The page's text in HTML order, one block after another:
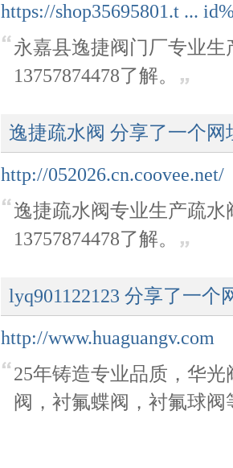
https://shop35695801.t ...
永嘉县逸捷阀门厂专业
13757874478了解。
逸捷疏水阀 分享了一个网
http://052026.cn.coovee.net/
逸捷疏水阀专业生产疏
13757874478了解。
lyq901122123 分享了一个
http://www.huaguangv.com
25年铸造专业品质，华
阀，衬氟蝶阀，衬氟球阀